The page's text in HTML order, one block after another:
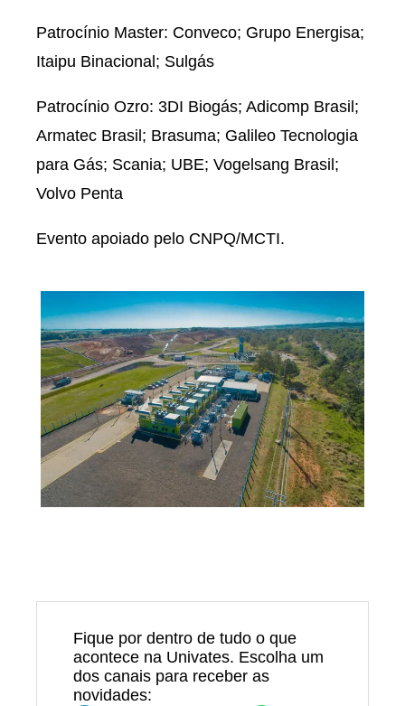
Patrocínio Master: Conveco; Grupo Energisa;
Itaipu Binacional; Sulgás
Patrocínio Ozro: 3DI Biogás; Adicomp Brasil;
Armatec Brasil; Brasuma; Galileo Tecnologia
para Gás; Scania; UBE; Vogelsang Brasil;
Volvo Penta
Evento apoiado pelo CNPQ/MCTI.
Fique por dentro de tudo o que
acontece na Univates. Escolha um
dos canais para receber as
novidades: